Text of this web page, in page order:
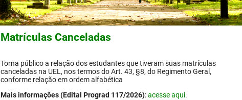
Matrículas Canceladas
Torna público a relação dos estudantes que tiveram suas matrículas
canceladas na UEL, nos termos do Art. 43, §8, do Regimento Geral,
conforme relação em ordem alfabética
Mais informações (Edital Prograd 117/2026):acesse aqui.